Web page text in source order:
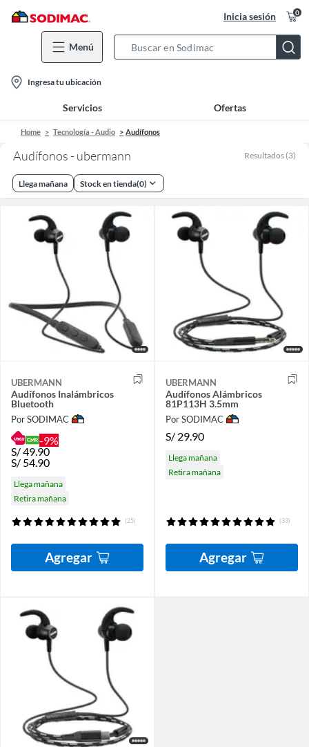
Inicia sesión 0
Menú
Bar
location-
icon
Ingresa tu ubicación
Servicios Ofertas
Home Tecnología - Audio Audífonos
Audífonos - ubermann Resultados (3)
Llega mañana Stock en tienda(0)
UBERMANN
Audífonos Inalámbricos
Bluetooth
Por SODIMAC
-9%
S/49.90
S/ 54.90
Llega mañana
Retira mañana
(25)
Agregar
UBERMANN
Audífonos Alámbricos
81P113H 3.5mm
Por SODIMAC
S/ 29.90
Llega mañana
Retira mañana
(33)
Agregar